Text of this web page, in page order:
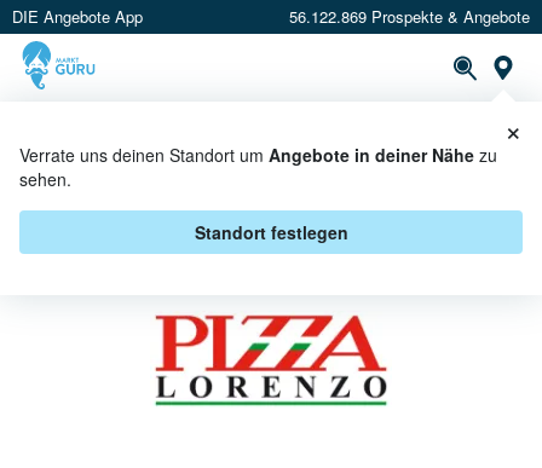
DIE Angebote App 56.122.869 Prospekte & Angebote
Verrate uns deinen Standort um Angebote in deiner Nähe zu
sehen.
Standort festlegen
×
PIZZA LORENZO BEI GLOBUS -
ANGEBOTE & AKTIONEN